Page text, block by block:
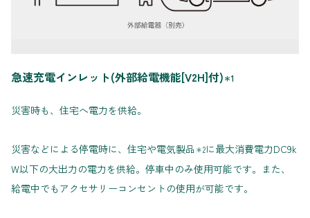
急速充電インレット(外部給電機能[V2H]付)＊1
災害時も、住宅へ電力を供給。
災害などによる停電時に、住宅や電気製品 ＊2に最大消費電力DC9k
W以下の大出力の電力を供給。停車中のみ使用可能です。また、
給電中でもアクセサリーコンセントの使用が可能です。